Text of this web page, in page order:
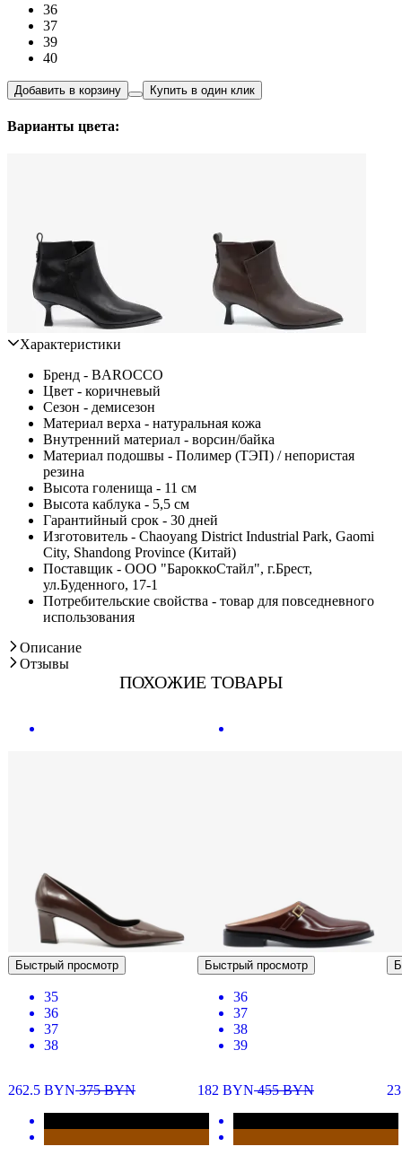
36
37
39
40
Добавить в корзину Купить в один клик
Варианты цвета:
Характеристики
Бренд - BAROCCO
Цвет - коричневый
Сезон - демисезон
Материал верха - натуральная кожа
Внутренний материал - ворсин/байка
Материал подошвы - Полимер (ТЭП) / непористая
резина
Высота голенища - 11 см
Высота каблука - 5,5 см
Гарантийный срок - 30 дней
Изготовитель - Chaoyang District Industrial Park, Gaomi
City, Shandong Province (Китай)
Поставщик - ООО "БароккоСтайл", г.Брест,
ул.Буденного, 17-1
Потребительские свойства - товар для повседневного
использования
Описание
Отзывы
ПОХОЖИЕ ТОВАРЫ
Быстрый просмотр
35
36
37
38
262.5 BYN375BYN
Быстрый просмотр
36
37
38
39
182 BYN455BYN